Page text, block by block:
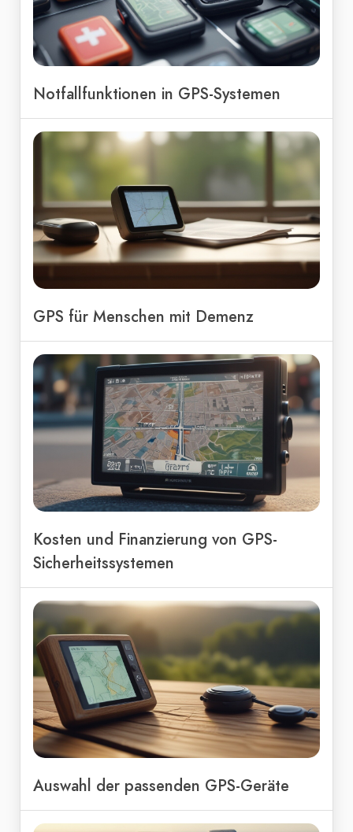
Notfallfunktionen in GPS-Systemen
GPS für Menschen mit Demenz
Kosten und Finanzierung von GPS-
Sicherheitssystemen
Auswahl der passenden GPS-Geräte